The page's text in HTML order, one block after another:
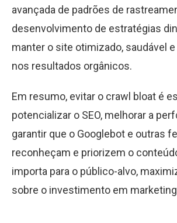
avançada de padrões de
desenvolvimento de estratégias
manter o site otimizado, saudável
nos resultados orgânicos.
Em resumo, evitar o crawl bloat é
potencializar o SEO, melhorar a
garantir que o Googlebot e outras
reconheçam e priorizem o
importa para o público-alvo,
sobre o investimento em